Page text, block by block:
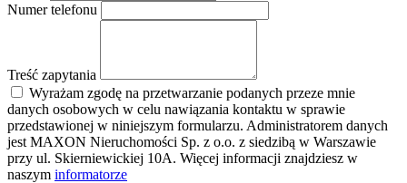
Numer telefonu
Treść zapytania
Wyrażam zgodę na przetwarzanie podanych przeze mnie
danych osobowych w celu nawiązania kontaktu w sprawie
przedstawionej w niniejszym formularzu. Administratorem danych
jest MAXON Nieruchomości Sp. z o.o. z siedzibą w Warszawie
przy ul. Skierniewickiej 10A. Więcej informacji znajdziesz w
naszym informatorze